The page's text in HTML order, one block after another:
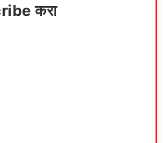
करा